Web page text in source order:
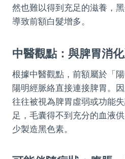
然也難以得到充足的滋養，
導致前額白髮增多。
中醫觀點：與脾胃消
根據中醫觀點，前額屬於「
陽明經脈絡直接連接脾胃。
往往被視為脾胃虛弱或功能
足，毛囊得不到充分的血液
少製造黑色素。